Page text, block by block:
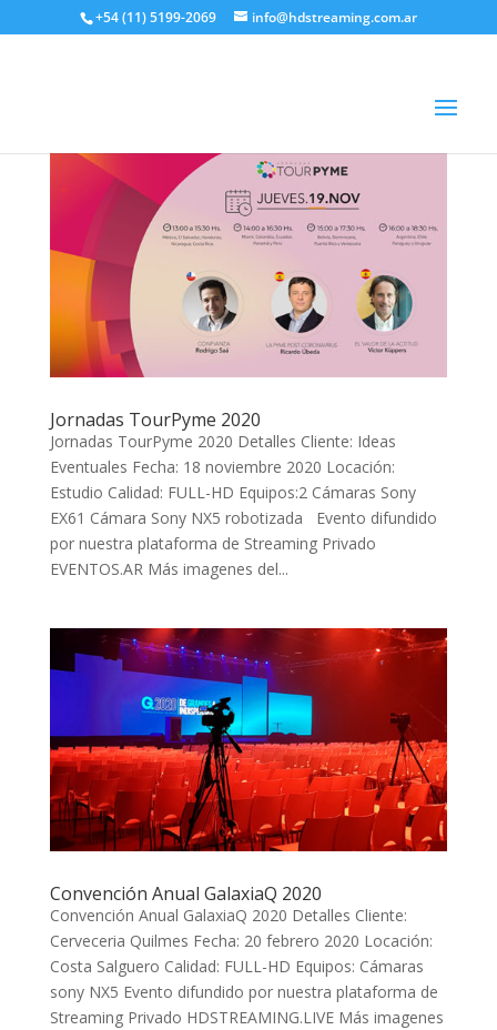
+54 (11) 5199-2069 info@hdstreaming.com.ar
Jornadas TourPyme 2020
Jornadas TourPyme 2020 Detalles Cliente: Ideas
Eventuales Fecha: 18 noviembre 2020 Locación:
Estudio Calidad: FULL-HD Equipos:2 Cámaras Sony
EX61 Cámara Sony NX5 robotizada Evento difundido
por nuestra plataforma de Streaming Privado
EVENTOS.AR Más imagenes del...
Convención Anual GalaxiaQ 2020
Convención Anual GalaxiaQ 2020 Detalles Cliente:
Cerveceria Quilmes Fecha: 20 febrero 2020 Locación:
Costa Salguero Calidad: FULL-HD Equipos: Cámaras
sony NX5 Evento difundido por nuestra plataforma de
Streaming Privado HDSTREAMING.LIVE Más imagenes